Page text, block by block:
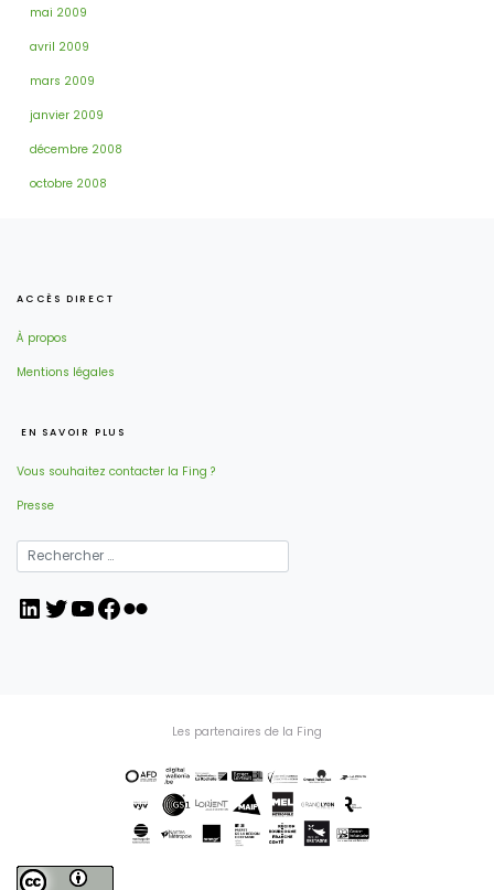
mai 2009
avril 2009
mars 2009
janvier 2009
décembre 2008
octobre 2008
ACCÈS DIRECT
À propos
Mentions légales
EN SAVOIR PLUS
Vous souhaitez contacter la Fing ?
Presse
LinkedIn
Twitter
YouTube
Facebook
Flickr
Les partenaires de la Fing